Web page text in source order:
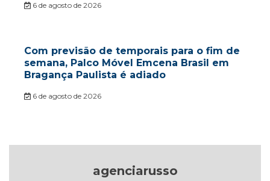
6 de agosto de 2026
Com previsão de temporais para o fim de
semana, Palco Móvel Emcena Brasil em
Bragança Paulista é adiado
6 de agosto de 2026
agenciarusso